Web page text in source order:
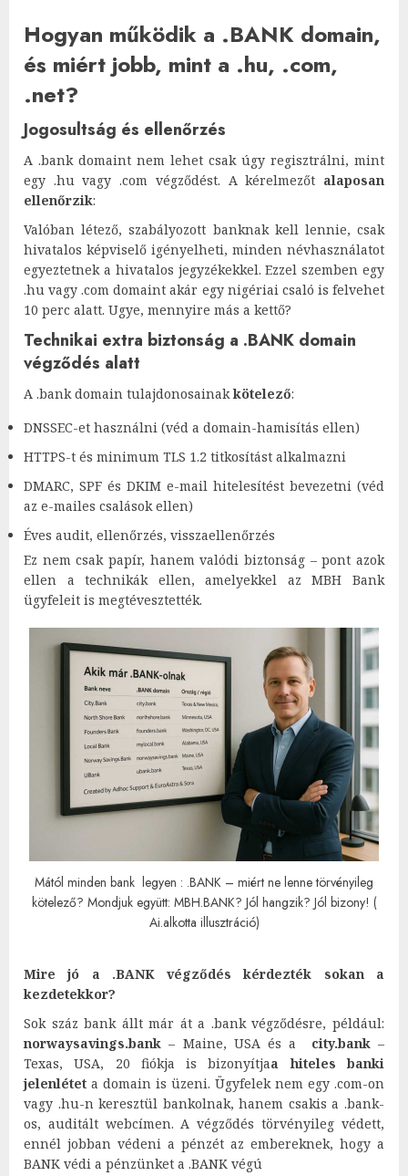
Hogyan működik a .BANK domain,
és miért jobb, mint a .hu, .com,
.net?
Jogosultság és ellenőrzés
A .bank domaint nem lehet csak úgy regisztrálni, mint
egy .hu vagy .com végződést. A kérelmezőt alaposan
ellenőrzik:
Valóban létező, szabályozott banknak kell lennie, csak
hivatalos képviselő igényelheti, minden névhasználatot
egyeztetnek a hivatalos jegyzékekkel. Ezzel szemben egy
.hu vagy .com domaint akár egy nigériai csaló is felvehet
10 perc alatt. Ugye, mennyire más a kettő?
Technikai extra biztonság a .BANK domain
végződés alatt
A .bank domain tulajdonosainakkötelező:
DNSSEC-et használni (véd a domain-hamisítás ellen)
HTTPS-t és minimum TLS 1.2 titkosítást alkalmazni
DMARC, SPF és DKIM e-mail hitelesítést bevezetni (véd
az e-mailes csalások ellen)
Éves audit, ellenőrzés, visszaellenőrzés
Ez nem csak papír, hanem valódi biztonság – pont azok
ellen a technikák ellen, amelyekkel az MBH Bank
ügyfeleit is megtévesztették.
Mától minden bank legyen : .BANK – miért ne lenne törvényileg
kötelező? Mondjuk együtt: MBH.BANK? Jól hangzik? Jól bizony! (
Ai.alkotta illusztráció)
Mire jó a .BANK végződés kérdezték sokan a
kezdetekkor?
Sok száz bank állt már át a .bank végződésre, például:
norwaysavings.bank – Maine, USA és a city.bank–
Texas, USA, 20 fiókja is bizonyítjaa hiteles banki
jelenlétet a domain is üzeni. Ügyfelek nem egy .com-on
vagy .hu-n keresztül bankolnak, hanem csakis a .bank-
os, auditált webcímen. A végződés törvényileg védett,
ennél jobban védeni a pénzét az embereknek, hogy a
BANK védi a pénzünket a .BANK végú